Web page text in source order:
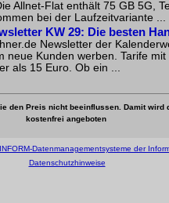
Allnet-Flat enthält 75 GB 5G,
bei der Laufzeitvariante ...
KW 29: Die besten
Newsletter der
neue Kunden werben. Tarife
als 15 Euro. Ob ein ...
den Preis nicht beeinflussen. Damit wird
kostenfrei angeboten
Datenmanagementsysteme der
Datenschutzhinweise